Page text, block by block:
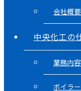
会社概要
中央化工の
業務内容
ボイラ